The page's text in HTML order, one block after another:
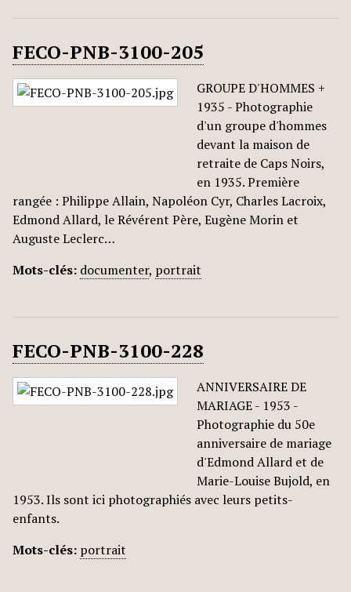
FECO-PNB-3100-205
GROUPE D'HOMMES +
1935 - Photographie
d'un groupe d'hommes
devant la maison de
retraite de Caps Noirs,
en 1935. Première
rangée : Philippe Allain, Napoléon Cyr, Charles Lacroix,
Edmond Allard, le Révérent Père, Eugène Morin et
Auguste Leclerc…
Mots-clés: documenter, portrait
FECO-PNB-3100-228
ANNIVERSAIRE DE
MARIAGE - 1953 -
Photographie du 50e
anniversaire de mariage
d'Edmond Allard et de
Marie-Louise Bujold, en
1953. Ils sont ici photographiés avec leurs petits-
enfants.
Mots-clés: portrait